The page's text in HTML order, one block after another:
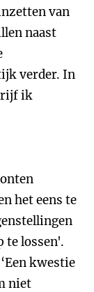
van
naast
verder. In
ik
het eens te
te lossen'.
kwestie
niet